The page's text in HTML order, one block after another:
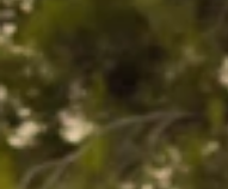
Reiseziele